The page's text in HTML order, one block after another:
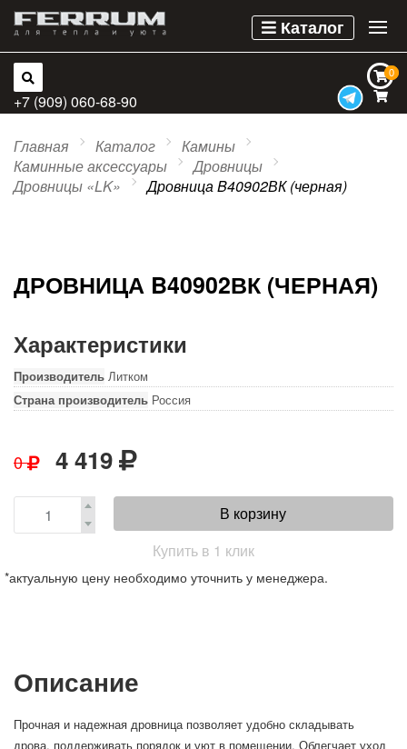
Каталог
0
0
+7 (909) 060-68-90
Главная Каталог
Камины
Каминные аксессуары
Дровницы
Дровницы «LK»
Дровница B40902ВК (черная)
ДРОВНИЦА B40902ВК (ЧЕРНАЯ)
Характеристики
Производитель Литком
Страна производитель Россия
0 4 419
В корзину
Купить в 1 клик
*актуальную цену необходимо уточнить у менеджера.
Описание
Прочная и надежная дровница позволяет удобно складывать
дрова, поддерживать порядок и уют в помещении. Облегчает уход